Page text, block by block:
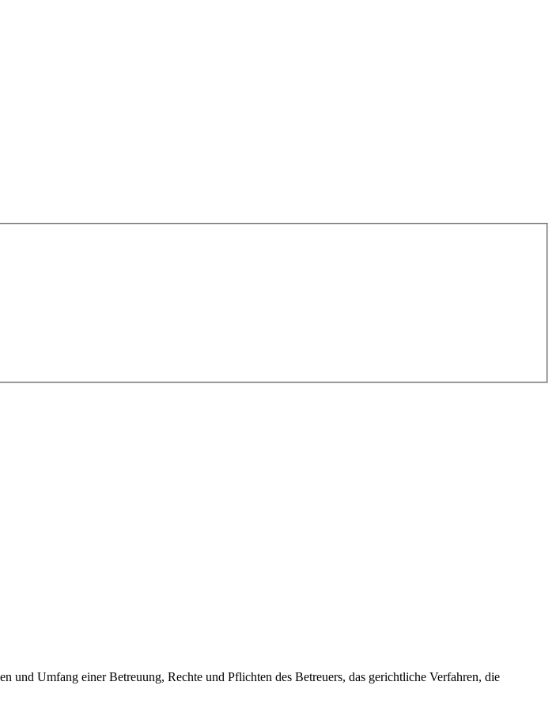
und Umfang einer Betreuung, Rechte und Pflichten des Betreuers, das gerichtliche Verfahren, die